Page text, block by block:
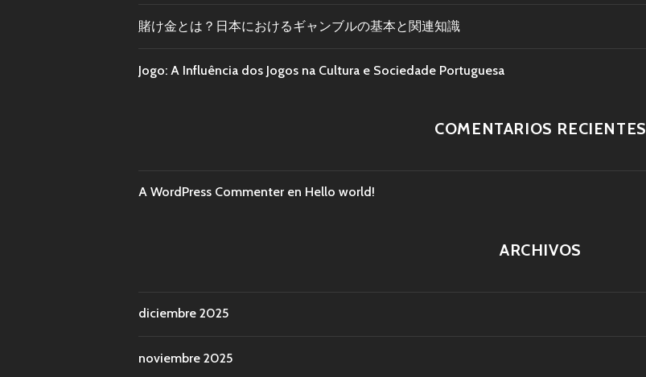
賭け金とは？日本におけるギャンブルの基本と関連知識
Jogo: A Influência dos Jogos na Cultura e Sociedade Portuguesa
COMENTARIOS RECIENTES
A WordPress Commenter en Hello world!
ARCHIVOS
diciembre 2025
noviembre 2025